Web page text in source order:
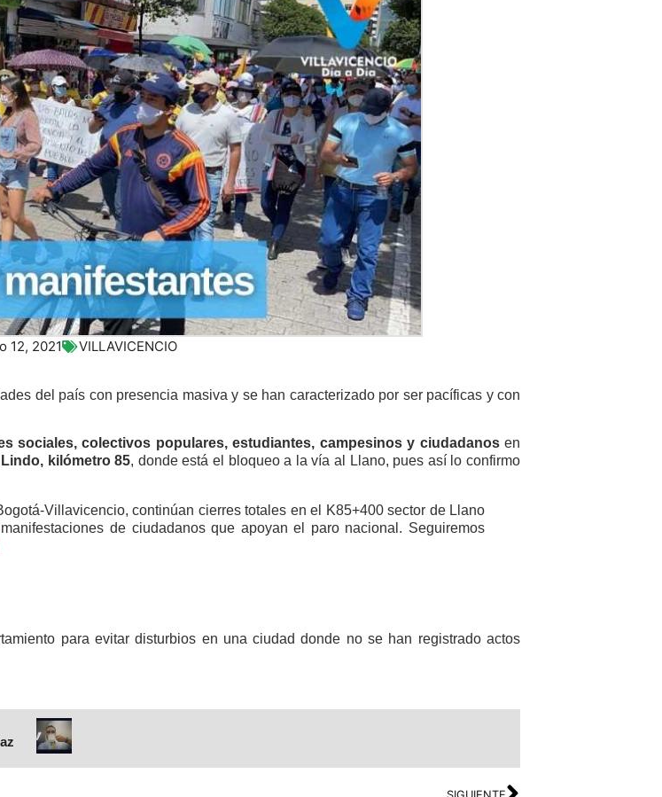
12, 2021 VILLAVICENCIO
del país con presencia masiva y se han caracterizado por ser pacíficas y con
sociales, colectivos populares, estudiantes, campesinos y ciudadanosen
kilómetro 85, donde está el bloqueo a la vía al Llano, pues así lo confirmo
Villavicencio, continúan cierres totales en el K85+400 sector de Llano
de ciudadanos que apoyan el paro nacional. Seguiremos
para evitar disturbios en una ciudad donde no se han registrado actos
SIGUIENTE